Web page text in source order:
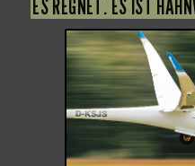
ES REGNET. ES IST